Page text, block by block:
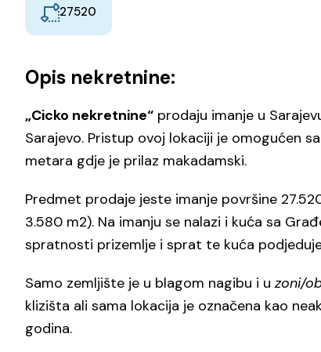
27520
Opis nekretnine:
„Cicko nekretnine“ prodaju imanje u
Sarajevo. Pristup ovoj lokaciji je omogućen
metara gdje je prilaz makadamski.
Predmet prodaje jeste imanje površine
3.580 m2). Na imanju se nalazi i kuća sa
spratnosti prizemlje i sprat te kuća
Samo zemljište je u blagom nagibu i u zoni/
klizišta ali sama lokacija je označena kao
godina.